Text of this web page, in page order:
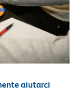
aiutarci